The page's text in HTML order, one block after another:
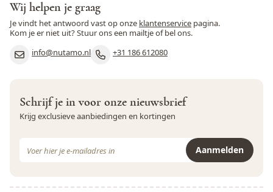
Wij helpen je graag
Je vindt het antwoord vast op onze klantenservice pagina.
Kom je er niet uit? Stuur ons een mailtje of bel ons.
info@nutamo.nl
+31 186 612080
Schrijf je in voor onze nieuwsbrief
Krijg exclusieve aanbiedingen en kortingen
Aanmelden